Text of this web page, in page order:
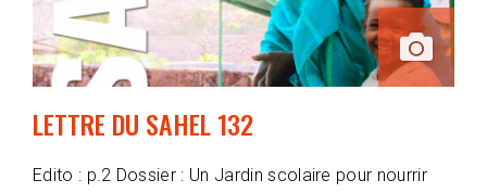
LETTRE DU SAHEL 132
Edito : p.2 Dossier : Un Jardin scolaire pour nourrir